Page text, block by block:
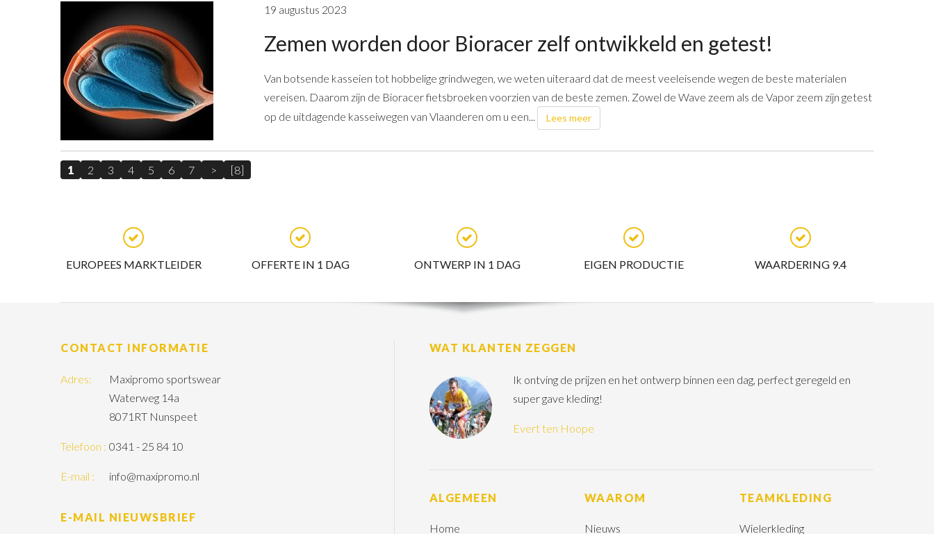
19 augustus 2023
Zemen worden door Bioracer zelf ontwikkeld en getest!
Van botsende kasseien tot hobbelige grindwegen, we weten uiteraard dat de meest veeleisende wegen de beste materialen
vereisen. Daarom zijn de Bioracer fietsbroeken voorzien van de beste zemen. Zowel de Wave zeem als de Vapor zeem zijn getest
op de uitdagende kasseiwegen van Vlaanderen om u een...
Lees meer
1 2 3 4 5 6 7 > [8]
EUROPEES MARKTLEIDER OFFERTE IN 1 DAG ONTWERP IN 1 DAG EIGEN PRODUCTIE WAARDERING 9.4
CONTACT INFORMATIE
Adres:
Maxipromo sportswear
Waterweg 14a
8071RT Nunspeet
Telefoon : 0341 - 25 84 10
E-mail : info@maxipromo.nl
E-MAIL NIEUWSBRIEF
WAT KLANTEN ZEGGEN
Ik ontving de prijzen en het ontwerp binnen een dag, perfect geregeld en
super gave kleding!
Evert ten Hoope
ALGEMEEN
Home
WAAROM
Nieuws
TEAMKLEDING
Wielerkleding